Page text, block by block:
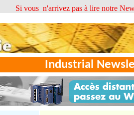
Si vous n'arrivez pas à lire notre
Industrial